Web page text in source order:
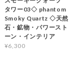
タワー03◇ phantom
Smoky Quartz ◇天然
石・鉱物・パワースト
ーン・インテリア
¥6,300